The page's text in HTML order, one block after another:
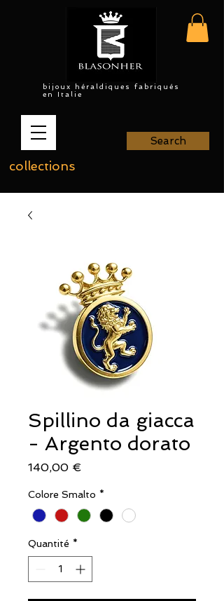
bijoux héraldiques fabriqués
en Italie
collections
Search
Spillino da giacca
- Argento dorato
140,00 €
Colore Smalto *
Quantité *